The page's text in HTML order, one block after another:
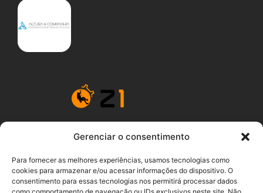
Gerenciar o consentimento
Para fornecer as melhores experiências, usamos tecnologias como
cookies para armazenar e/ou acessar informações do dispositivo. O
consentimento para essas tecnologias nos permitirá processar dados
seguro.